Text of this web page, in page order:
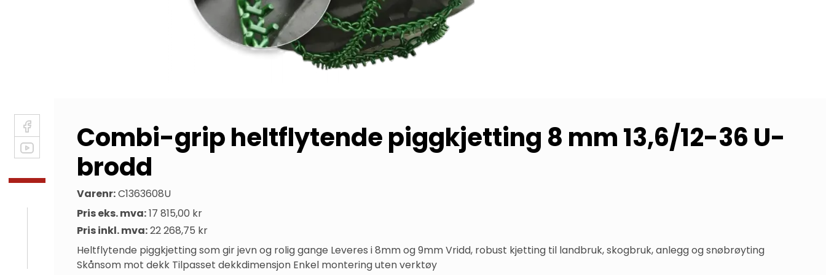
Combi-grip heltflytende piggkjetting 8 mm 13,6/12-36 U-
brodd
Varenr:C1363608U
Pris eks. mva:17 815,00 kr
Pris inkl. mva:22 268,75 kr
Heltflytende piggkjetting som gir jevn og rolig gange Leveres i 8mm og 9mm Vridd, robust kjetting til landbruk, skogbruk, anlegg og snøbrøyting
Skånsom mot dekk Tilpasset dekkdimensjon Enkel montering uten verktøy